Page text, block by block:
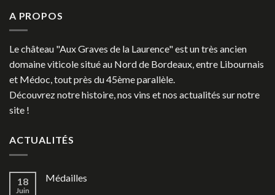
A PROPOS
Le château "Aux Graves de la Laurence" est un très ancien
domaine viticole situé au Nord de Bordeaux, entre Libournais
et Médoc, tout près du 45ème parallèle.
Découvrez notre histoire, nos vins et nos actualités sur notre
site !
ACTUALITÉS
18
Juin
Médailles